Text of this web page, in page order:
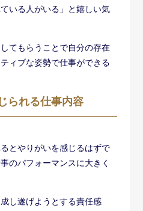
いる人がいる」と嬉しい気
てもらうことで自分の存在
ィブな姿勢で仕事ができる
られる仕事内容
とやりがいを感じるはずで
のパフォーマンスに大きく
し遂げようとする責任感